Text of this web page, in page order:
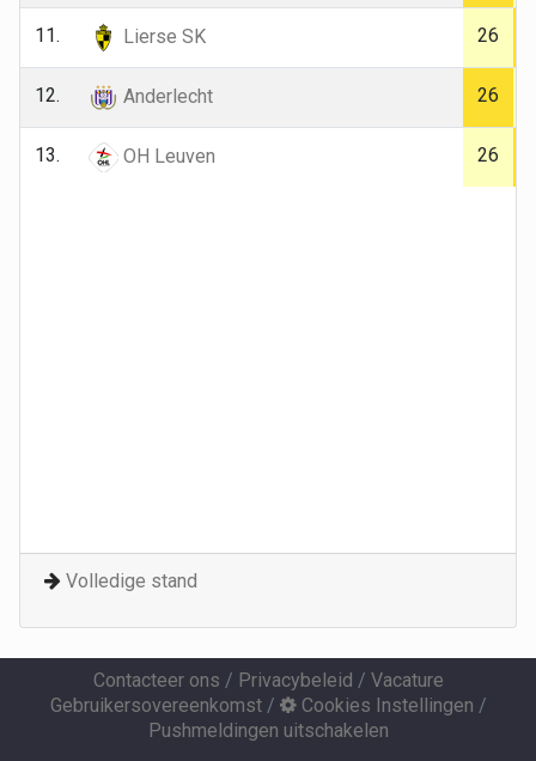
11. Lierse SK 26
12. Anderlecht 26
13. OH Leuven 26
Volledige stand
Contacteer ons / Privacybeleid / Vacature
Gebruikersovereenkomst/ Cookies Instellingen /
Pushmeldingen uitschakelen